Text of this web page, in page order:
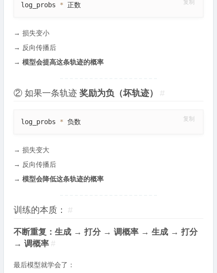
log_probs * 正数 复制
→ 损失变小
→ 反向传播后
→ 模型会提高这条轨迹的概率
② 如果一条轨迹 奖励为负（坏轨迹） #
log_probs * 负数 复制
→ 损失变大
→ 反向传播后
→ 模型会降低这条轨迹的概率
训练的本质： #
不断重复：生成 → 打分 → 调概率 → 生成 → 打分
→ 调概率 #
最后模型就学会了：